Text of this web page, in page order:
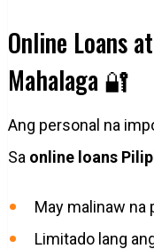
Online Loans
Mahalaga 🔐
Ang personal na
Sa online loans
May malinaw na
Limitado lang